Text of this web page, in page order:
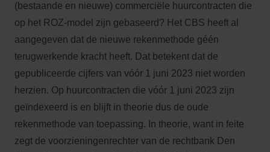
(bestaande en nieuwe) commerciële huurcontracten die
op het ROZ-model zijn gebaseerd? Het CBS heeft al
aangegeven dat de nieuwe rekenmethode géén
terugwerkende kracht heeft. Dat betekent dat de
gepubliceerde cijfers van vóór 1 juni 2023 niet worden
herzien. Op huurcontracten die vóór 1 juni 2023 zijn
geïndexeerd is en blijft in theorie dus de oude
rekenmethode van toepassing. In theorie, want in feite
zegt de voorzieningenrechter van de rechtbank Den